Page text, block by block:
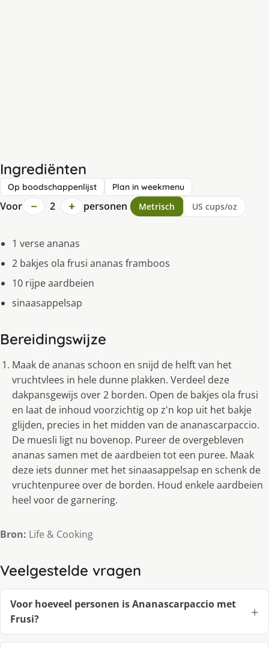
Ingrediënten
Op boodschappenlijst Plan in weekmenu
Voor − 2 + personen Metrisch US cups/oz
1 verse ananas
2 bakjes ola frusi ananas framboos
10 rijpe aardbeien
sinaasappelsap
Bereidingswijze
Maak de ananas schoon en snijd de helft van het
vruchtvlees in hele dunne plakken. Verdeel deze
dakpansgewijs over 2 borden. Open de bakjes ola frusi
en laat de inhoud voorzichtig op z'n kop uit het bakje
glijden, precies in het midden van de ananascarpaccio.
De muesli ligt nu bovenop. Pureer de overgebleven
ananas samen met de aardbeien tot een puree. Maak
deze iets dunner met het sinaasappelsap en schenk de
vruchtenpuree over de borden. Houd enkele aardbeien
heel voor de garnering.
Bron: Life & Cooking
Veelgestelde vragen
Voor hoeveel personen is Ananascarpaccio met
Frusi?